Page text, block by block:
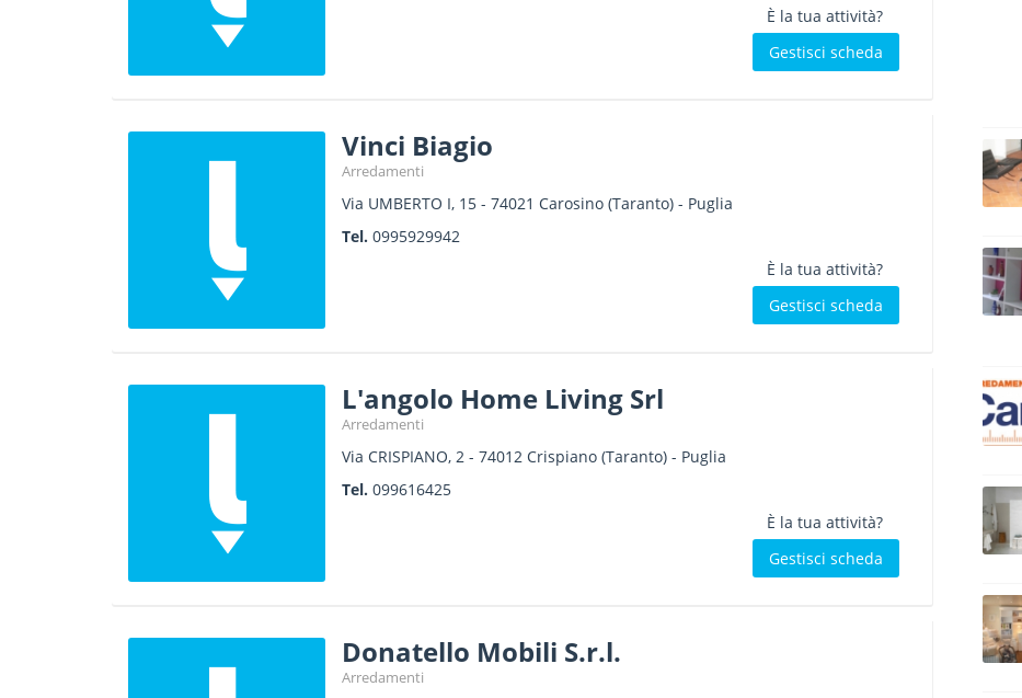
È la tua attività?
Gestisci scheda
Vinci Biagio
Arredamenti
Via UMBERTO I, 15- 74021 Carosino(Taranto) - Puglia
Tel. 0995929942
È la tua attività?
Gestisci scheda
L'angolo Home Living Srl
Arredamenti
Via CRISPIANO, 2- 74012 Crispiano(Taranto) - Puglia
Tel. 099616425
È la tua attività?
Gestisci scheda
Donatello Mobili S.r.l.
Arredamenti